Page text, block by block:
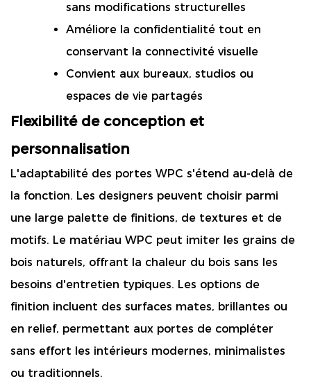
sans modifications structurelles
Améliore la confidentialité tout en
conservant la connectivité visuelle
Convient aux bureaux, studios ou
espaces de vie partagés
Flexibilité de conception et
personnalisation
L'adaptabilité des portes WPC s'étend au-delà de
la fonction. Les designers peuvent choisir parmi
une large palette de finitions, de textures et de
motifs. Le matériau WPC peut imiter les grains de
bois naturels, offrant la chaleur du bois sans les
besoins d'entretien typiques. Les options de
finition incluent des surfaces mates, brillantes ou
en relief, permettant aux portes de compléter
sans effort les intérieurs modernes, minimalistes
ou traditionnels.